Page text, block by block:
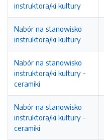
instruktora/ki kultury
Nabór na stanowisko
instruktora/ki kultury
Nabór na stanowisko
instruktora/ki kultury -
ceramiki
Nabór na stanowisko
instruktora/ki kultury -
ceramiki